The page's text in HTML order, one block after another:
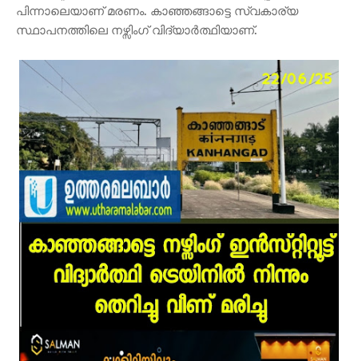
പിന്നാലെയാണ് മരണം. കാഞ്ഞങ്ങാട്ടെ സ്വകാര്യ
സ്ഥാപനത്തിലെ നഴ്സിംഗ് വിദ്യാർത്ഥിയാണ്.